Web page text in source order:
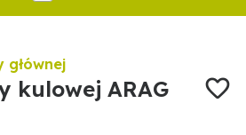
głównej
kulowej ARAG